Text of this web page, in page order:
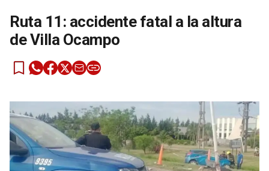
Ruta 11: accidente fatal a la altura
de Villa Ocampo